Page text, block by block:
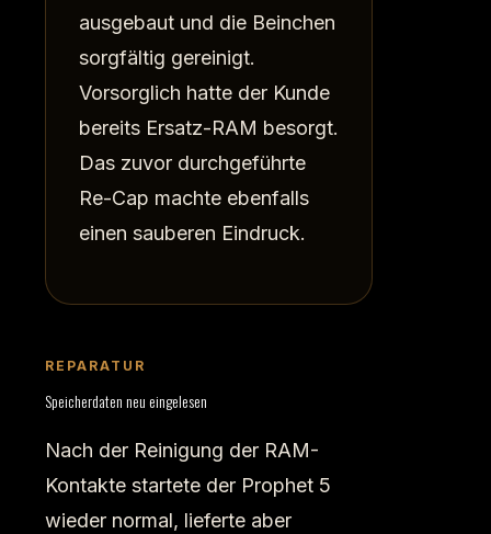
ausgebaut und die Beinchen
sorgfältig gereinigt.
Vorsorglich hatte der Kunde
bereits Ersatz-RAM besorgt.
Das zuvor durchgeführte
Re-Cap machte ebenfalls
einen sauberen Eindruck.
REPARATUR
Speicherdaten neu eingelesen
Nach der Reinigung der RAM-
Kontakte startete der Prophet 5
wieder normal, lieferte aber